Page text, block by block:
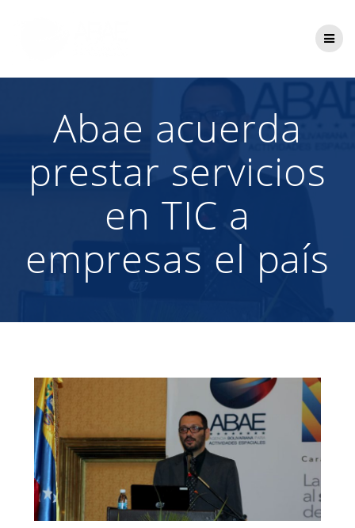
Abae acuerda
prestar servicios
en TIC a
empresas el país